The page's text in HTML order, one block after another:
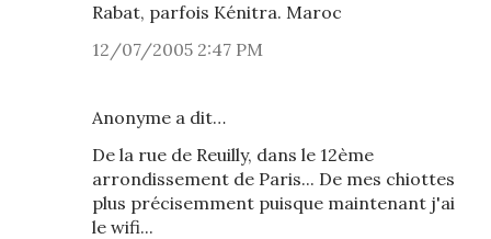
Rabat, parfois Kénitra. Maroc
12/07/2005 2:47 PM
Anonyme a dit…
De la rue de Reuilly, dans le 12ème
arrondissement de Paris... De mes chiottes
plus précisemment puisque maintenant j'ai
le wifi...